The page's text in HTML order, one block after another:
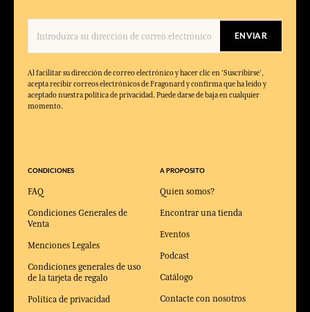
ENVIAR
Al facilitar su dirección de correo electrónico y hacer clic en 'Suscribirse',
acepta recibir correos electrónicos de Fragonard y confirma que ha leído y
aceptado nuestra política de privacidad. Puede darse de baja en cualquier
momento.
CONDICIONES
FAQ
Condiciones Generales de
Venta
Menciones Legales
Condiciones generales de uso
de la tarjeta de regalo
Política de privacidad
A PROPOSITO
Quien somos?
Encontrar una tienda
Eventos
Podcast
Catálogo
Contacte con nosotros